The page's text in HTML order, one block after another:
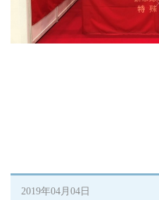
2019年04月04日